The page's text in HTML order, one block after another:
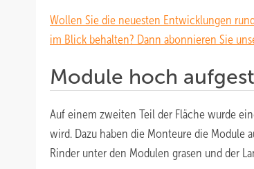
Wollen Sie die neuesten Entwicklungen
im Blick behalten? Dann abonnieren Sie
Module hoch
Auf einem zweiten Teil der Fläche wurde
wird. Dazu haben die Monteure die Module
Rinder unter den Modulen grasen und der